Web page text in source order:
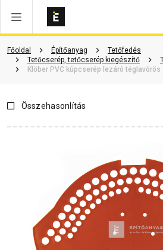
Főoldal Építőanyag
Tetőfedés
Tetőcserép, tetőcserép kiegészítő
Klöber PVC kúpcserép lezáró téglavörös
Vásárlói vélemények Kérdések és
Összehasonlítás